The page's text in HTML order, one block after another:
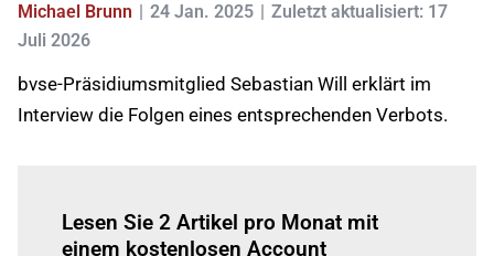
Michael Brunn 24 Jan. 2025
Zuletzt aktualisiert: 17
Juli 2026
bvse-Präsidiumsmitglied Sebastian Will erklärt im
Interview die Folgen eines entsprechenden Verbots.
Lesen Sie 2 Artikel pro Monat mit
einem kostenlosen Account